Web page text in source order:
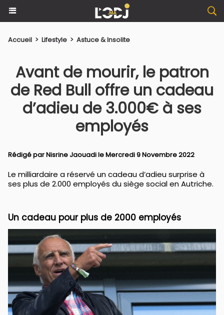
Accueil > Lifestyle > Astuce & Insolite
Avant de mourir, le patron
de Red Bull offre un cadeau
d’adieu de 3.000€ à ses
employés
Rédigé parNisrine Jaouadile Mercredi 9 Novembre 2022
Le milliardaire a réservé un cadeau d’adieu surprise à
ses plus de 2.000 employés du siège social en Autriche.
Un cadeau pour plus de 2000 employés